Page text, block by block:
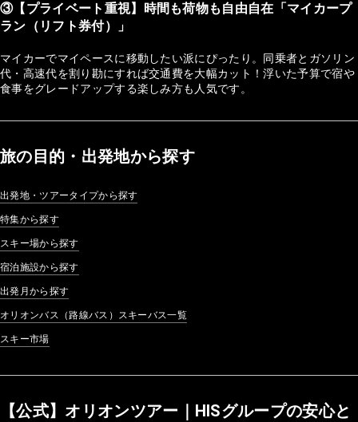
③【プライベート重視】時間も荷物も自由自在「マイカープ
ラン（リフト券付）」
マイカーでマイペースに移動したい派にぴったり。同乗者とガソリン
代・高速代を割り勘にすれば交通費を大幅カット！浮いた予算で宿や
食事をグレードアップする楽しみ方も人気です。
旅の目的・出発地から探す
出発地・ツアータイプから探す
特集から探す
スキー場から探す
宿泊施設から探す
出発月から探す
オリオンバス（路線バス）スキーバス一覧
スキー市場
【公式】オリオンツアー｜HISグループの安心と